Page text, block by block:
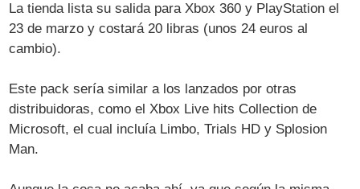
La tienda lista su salida para Xbox 360 y PlayStation el
23 de marzo y costará 20 libras (unos 24 euros al
cambio).
Este pack sería similar a los lanzados por otras
distribuidoras, como el Xbox Live hits Collection de
Microsoft, el cual incluía Limbo, Trials HD y Splosion
Man.